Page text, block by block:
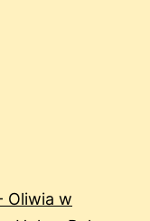
Oliwia w